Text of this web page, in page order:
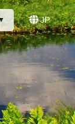
JP